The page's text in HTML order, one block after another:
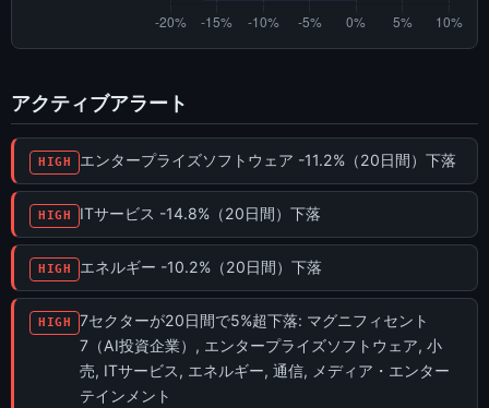
アクティブアラート
HIGH エンタープライズソフトウェア -11.2%（20日間）下落
HIGH ITサービス -14.8%（20日間）下落
HIGH エネルギー -10.2%（20日間）下落
HIGH
7セクターが20日間で5%超下落: マグニフィセント
7（AI投資企業）, エンタープライズソフトウェア, 小
売, ITサービス, エネルギー, 通信, メディア・エンター
テインメント